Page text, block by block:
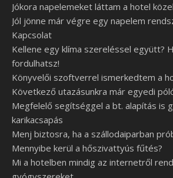
Jókora napelemeket láttam a hotel
Jól jönne már végre egy napelem
Kapcsolat
Kellene egy klíma szereléssel együtt?
fordulhatsz!
Könyvelői szoftverrel ismerkedtem a
Következő utazásunkra már egyedi
Megfelelő segítséggel a bt. alapítás is
karikacsapás
Menj biztosra, ha a szállodaiparban
Mennyibe kerül a hőszivattyús fűtés?
Mi a hotelben mindig az internetről